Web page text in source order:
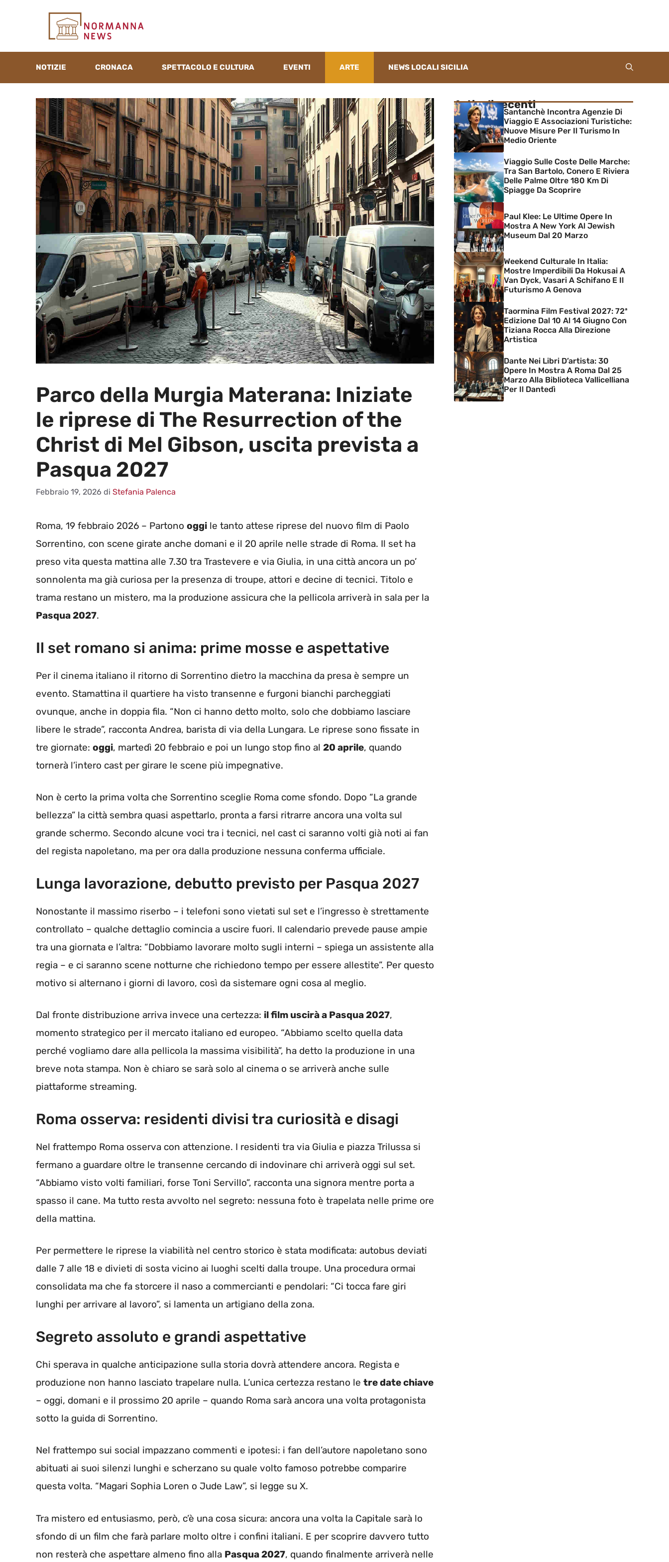
NOTIZIE CRONACA SPETTACOLO E CULTURA EVENTI ARTE NEWS LOCALI SICILIA
Parco della Murgia Materana: Iniziate
le riprese di The Resurrection of the
Christ di Mel Gibson, uscita prevista a
Pasqua 2027
Febbraio 19, 2026 di Stefania Palenca
Roma, 19 febbraio 2026 – Partono oggi le tanto attese riprese del nuovo film di Paolo
Sorrentino, con scene girate anche domani e il 20 aprile nelle strade di Roma. Il set ha
preso vita questa mattina alle 7.30 tra Trastevere e via Giulia, in una città ancora un po’
sonnolenta ma già curiosa per la presenza di troupe, attori e decine di tecnici. Titolo e
trama restano un mistero, ma la produzione assicura che la pellicola arriverà in sala per la
Pasqua 2027.
Il set romano si anima: prime mosse e aspettative
Per il cinema italiano il ritorno di Sorrentino dietro la macchina da presa è sempre un
evento. Stamattina il quartiere ha visto transenne e furgoni bianchi parcheggiati
ovunque, anche in doppia fila. “Non ci hanno detto molto, solo che dobbiamo lasciare
libere le strade”, racconta Andrea, barista di via della Lungara. Le riprese sono fissate in
tre giornate: oggi, martedì 20 febbraio e poi un lungo stop fino al 20 aprile, quando
tornerà l’intero cast per girare le scene più impegnative.
Non è certo la prima volta che Sorrentino sceglie Roma come sfondo. Dopo “La grande
bellezza” la città sembra quasi aspettarlo, pronta a farsi ritrarre ancora una volta sul
grande schermo. Secondo alcune voci tra i tecnici, nel cast ci saranno volti già noti ai fan
del regista napoletano, ma per ora dalla produzione nessuna conferma ufficiale.
Lunga lavorazione, debutto previsto per Pasqua 2027
Nonostante il massimo riserbo – i telefoni sono vietati sul set e l’ingresso è strettamente
controllato – qualche dettaglio comincia a uscire fuori. Il calendario prevede pause ampie
tra una giornata e l’altra: “Dobbiamo lavorare molto sugli interni – spiega un assistente alla
regia – e ci saranno scene notturne che richiedono tempo per essere allestite”. Per questo
motivo si alternano i giorni di lavoro, così da sistemare ogni cosa al meglio.
Dal fronte distribuzione arriva invece una certezza: il film uscirà a Pasqua 2027,
momento strategico per il mercato italiano ed europeo. “Abbiamo scelto quella data
perché vogliamo dare alla pellicola la massima visibilità”, ha detto la produzione in una
breve nota stampa. Non è chiaro se sarà solo al cinema o se arriverà anche sulle
piattaforme streaming.
Roma osserva: residenti divisi tra curiosità e disagi
Nel frattempo Roma osserva con attenzione. I residenti tra via Giulia e piazza Trilussa si
fermano a guardare oltre le transenne cercando di indovinare chi arriverà oggi sul set.
“Abbiamo visto volti familiari, forse Toni Servillo”, racconta una signora mentre porta a
spasso il cane. Ma tutto resta avvolto nel segreto: nessuna foto è trapelata nelle prime ore
della mattina.
Per permettere le riprese la viabilità nel centro storico è stata modificata: autobus deviati
dalle 7 alle 18 e divieti di sosta vicino ai luoghi scelti dalla troupe. Una procedura ormai
consolidata ma che fa storcere il naso a commercianti e pendolari: “Ci tocca fare giri
lunghi per arrivare al lavoro”, si lamenta un artigiano della zona.
Segreto assoluto e grandi aspettative
Chi sperava in qualche anticipazione sulla storia dovrà attendere ancora. Regista e
produzione non hanno lasciato trapelare nulla. L’unica certezza restano le tre date chiave
– oggi, domani e il prossimo 20 aprile – quando Roma sarà ancora una volta protagonista
sotto la guida di Sorrentino.
Nel frattempo sui social impazzano commenti e ipotesi: i fan dell’autore napoletano sono
abituati ai suoi silenzi lunghi e scherzano su quale volto famoso potrebbe comparire
questa volta. “Magari Sophia Loren o Jude Law”, si legge su X.
Tra mistero ed entusiasmo, però, c’è una cosa sicura: ancora una volta la Capitale sarà lo
sfondo di un film che farà parlare molto oltre i confini italiani. E per scoprire davvero tutto
non resterà che aspettare almeno fino alla Pasqua 2027, quando finalmente arriverà nelle
Articoli recenti
Santanchè Incontra Agenzie Di
Viaggio E Associazioni Turistiche:
Nuove Misure Per Il Turismo In
Medio Oriente
Viaggio Sulle Coste Delle Marche:
Tra San Bartolo, Conero E Riviera
Delle Palme Oltre 180 Km Di
Spiagge Da Scoprire
Paul Klee: Le Ultime Opere In
Mostra A New York Al Jewish
Museum Dal 20 Marzo
Weekend Culturale In Italia:
Mostre Imperdibili Da Hokusai A
Van Dyck, Vasari A Schifano E Il
Futurismo A Genova
Taormina Film Festival 2027: 72ª
Edizione Dal 10 Al 14 Giugno Con
Tiziana Rocca Alla Direzione
Artistica
Dante Nei Libri D’artista: 30
Opere In Mostra A Roma Dal 25
Marzo Alla Biblioteca Vallicelliana
Per Il Dantedì